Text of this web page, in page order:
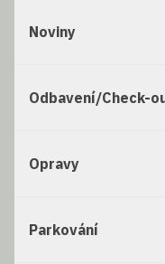
Noviny
Odbavení/Check-
Opravy
Parkování